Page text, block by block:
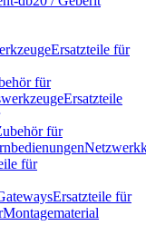
Ersatzteile für
für
Ersatzteile
für
für
Ersatzteile für
Montagematerial